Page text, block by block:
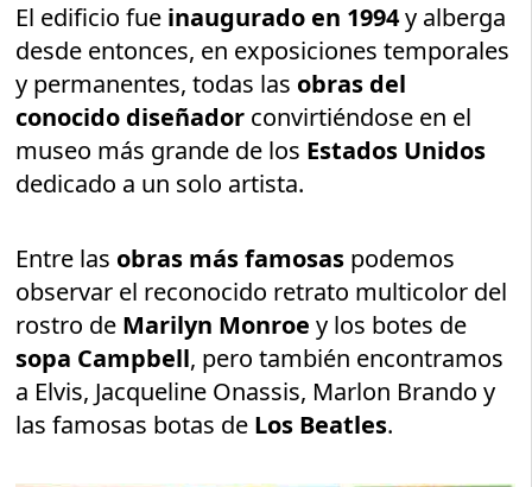
El edificio fue inaugurado en 1994y alberga
desde entonces, en exposiciones temporales
y permanentes, todas las obras del
conocido diseñador convirtiéndose en el
museo más grande de los Estados Unidos
dedicado a un solo artista.
Entre las obras más famosas podemos
observar el reconocido retrato multicolor del
rostro de Marilyn Monroe y los botes de
sopa Campbell, pero también encontramos
a Elvis, Jacqueline Onassis, Marlon Brando y
las famosas botas de Los Beatles.